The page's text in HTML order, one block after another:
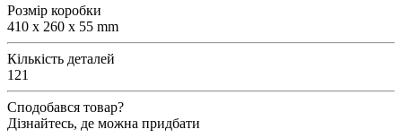
Розмір коробки
410 x 260 x 55 mm
Кількість деталей
121
Сподобався товар?
Дізнайтесь, де можна придбати